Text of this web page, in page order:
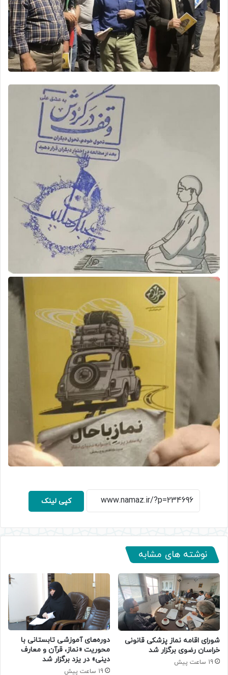
کپی لینک
نوشته های مشابه
شورای اقامه نماز پزشکی قانونی
خراسان رضوی برگزار شد
19 ساعت پیش
دوره‌های آموزشی تابستانی با
محوریت «نماز، قرآن و معارف
دینی» در یزد برگزار شد
19 ساعت پیش